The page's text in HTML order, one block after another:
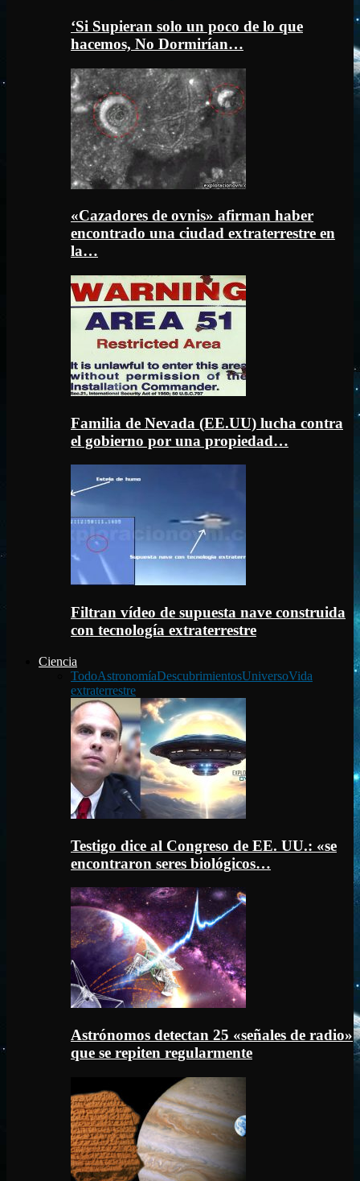
‘Si Supieran solo un poco de lo que
hacemos, No Dormirían…
«Cazadores de ovnis» afirman haber
encontrado una ciudad extraterrestre en
la…
Familia de Nevada (EE.UU) lucha contra
el gobierno por una propiedad…
Filtran vídeo de supuesta nave construida
con tecnología extraterrestre
Ciencia
TodoAstronomíaDescubrimientosUniversoVida
extraterrestre
Testigo dice al Congreso de EE. UU.: «se
encontraron seres biológicos…
Astrónomos detectan 25 «señales de radio»
que se repiten regularmente